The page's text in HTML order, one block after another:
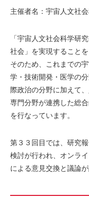
主催者名：宇宙人文社
「宇宙人文社会科学研
社会」を実現することを
そのため、これまでの
学・技術開発・医学の
際政治の分野に加えて
専門分野が連携した総
を行なっています。
第３３回目では、研究
検討が行われ、オンラ
による意見交換と議論